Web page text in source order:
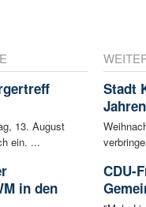
13. August
ein. ...
in den
Stadt
CDU-